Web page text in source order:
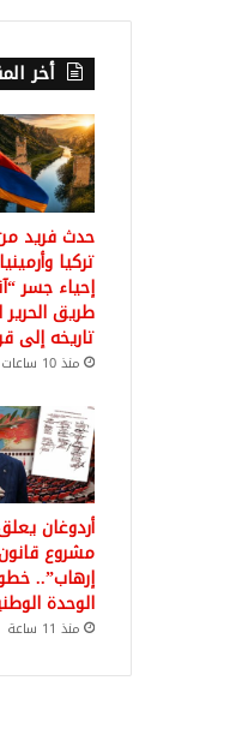
أخر
حدث فريد
تركيا
إحياء جسر
طريق
تاريخه إلى
منذ 10 ساعات
أردوغان
مشروع قانون
إرهاب”..
الوحدة
منذ 11 ساعة